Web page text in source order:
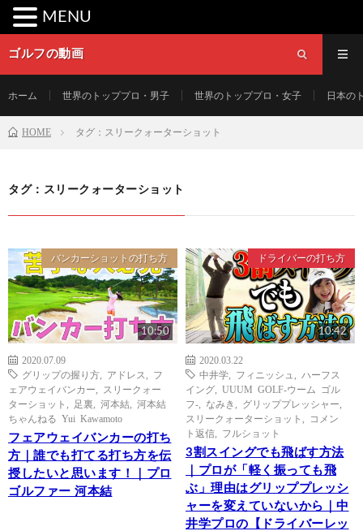
ゴルフの動画
ホーム 世界のトッププロ・男子 世界のトッププロ・女子 日本の
HOME タグ：スリークォーターショット
タグ：スリークォーターショット
バンカーショットの打ち方
10:50
2020.07.09
グリップの握り方
アドレス
フ
ェアウェイバンカー
スリークォー
ターショット
足裏 河本結
河本結
ちゃんねる Yui Kawamoto
フェアウェイバンカーの打ち
方｜誰でも打てる打ち方を伝
授したいと思います！｜プロ
ゴルファー 河本結
ドライバーの打ち方
10:42
2020.03.22
中井学
フィニッシュ
ハーフス
イング
UUUM GOLF-ウーム ゴル
フ-
なみき グリッププレッシャー
スリークォーターショット
コメン
ト返信
フルショット
3割スイングでも飛ばす方法
｜プロが「軽く振っても飛
ぶ」理由はグリッププレッシ
ャーを変えていないから｜中
井学プロの【ドライバーレッ
MENU